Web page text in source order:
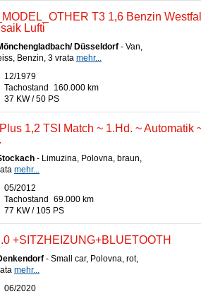
T3 1,6 Benzin
Lufti
Düsseldorf - Van,
Benzin, 3 vrata mehr...
12/1979
Tachostand
160.000 km
37 KW / 50 PS
1,2 TSI Match ~ 1.Hd. ~ Automatik
- Limuzina, Polovna, braun,
mehr...
05/2012
Tachostand
69.000 km
77 KW / 105 PS
+SITZHEIZUNG+BLUETOOTH
- Small car, Polovna, rot,
mehr...
06/2020